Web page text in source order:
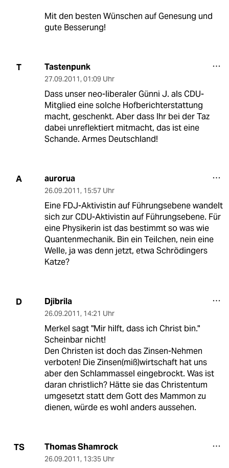
Mit den besten Wünschen auf Genesung und
gute Besserung!
T Tastenpunk
27.09.2011, 01:09 Uhr
Dass unser neo-liberaler Günni J. als CDU-
Mitglied eine solche Hofberichterstattung
macht, geschenkt. Aber dass Ihr bei der Taz
dabei unreflektiert mitmacht, das ist eine
Schande. Armes Deutschland!
A aurorua
26.09.2011, 15:57 Uhr
Eine FDJ-Aktivistin auf Führungsebene wandelt
sich zur CDU-Aktivistin auf Führungsebene. Für
eine Physikerin ist das bestimmt so was wie
Quantenmechanik. Bin ein Teilchen, nein eine
Welle, ja was denn jetzt, etwa Schrödingers
Katze?
D Djibrila
26.09.2011, 14:21 Uhr
Merkel sagt "Mir hilft, dass ich Christ bin."
Scheinbar nicht!
Den Christen ist doch das Zinsen-Nehmen
verboten! Die Zinsen(miß)wirtschaft hat uns
aber den Schlammassel eingebrockt. Was ist
daran christlich? Hätte sie das Christentum
umgesetzt statt dem Gott des Mammon zu
dienen, würde es wohl anders aussehen.
TS Thomas Shamrock
26.09.2011, 13:35 Uhr